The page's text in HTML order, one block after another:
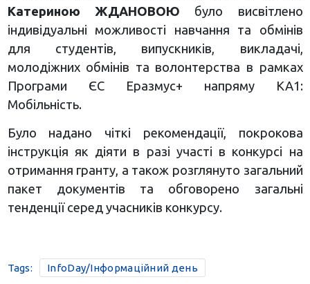
Катериною ЖДАНОВОЮ було висвітлено
індивідуальні можливості навчання та обмінів
для студентів, випускників, викладачі,
молодіжних обмінів та волонтерства в рамках
Програми ЄС Еразмус+ напряму КА1:
Мобільність.
Було надано чіткі рекомендації, покрокова
інструкція як діяти в разі участі в конкурсі на
отримання гранту, а також розглянуто загальний
пакет документів та обговорено загальні
тенденції серед учасників конкурсу.
Tags: InfoDay/Інформаційний день